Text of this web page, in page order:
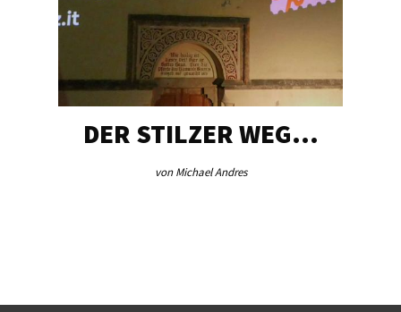
DER STILZER WEG…
von Michael Andres